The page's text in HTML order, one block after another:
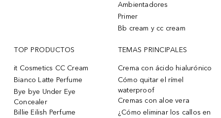
Ambientadores
Primer
Bb cream y cc cream
TOP PRODUCTOS
it Cosmetics CC Cream
Bianco Latte Perfume
Bye bye Under Eye
Concealer
Billie Eilish Perfume
TEMAS PRINCIPALES
Crema con ácido hialurónico
Cómo quitar el rímel
waterproof
Cremas con aloe vera
¿Cómo eliminar los callos en